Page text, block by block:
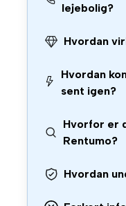
lejebolig?
Hvordan
Hvordan
sent igen?
Hvorfor er
Rentumo?
Hvordan